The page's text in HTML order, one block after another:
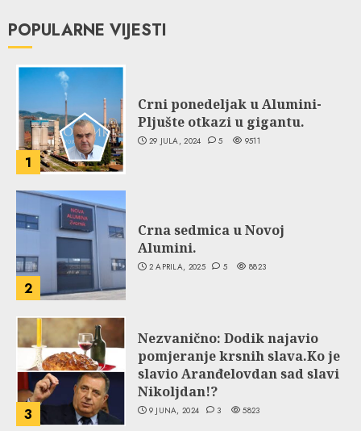
POPULARNE VIJESTI
1
Crni ponedeljak u Alumini-
Pljušte otkazi u gigantu.
29 JULA, 2024 5 9511
2
Crna sedmica u Novoj
Alumini.
2 APRILA, 2025 5 8823
3
Nezvanično: Dodik najavio
pomjeranje krsnih slava.Ko je
slavio Aranđelovdan sad slavi
Nikoljdan!?
9 JUNA, 2024 3 5823